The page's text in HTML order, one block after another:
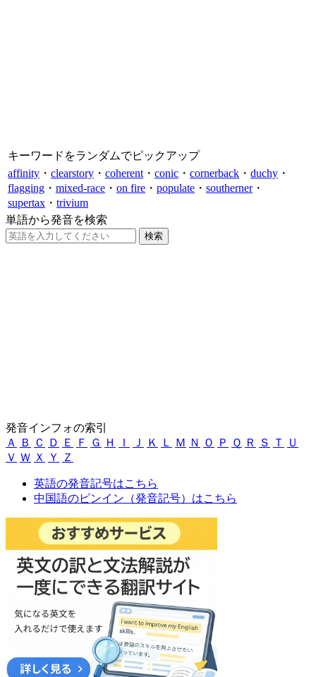
キーワードをランダムでピックアップ
affinity ・ clearstory ・ coherent ・ conic ・ cornerback ・ duchy ・
flagging ・ mixed-race ・ on fire ・ populate ・ southerner・
supertax ・ trivium
単語から発音を検索
発音インフォの索引
Ａ
Ｂ Ｃ Ｄ Ｅ Ｆ Ｇ Ｈ Ｉ Ｊ Ｋ Ｌ Ｍ Ｎ Ｏ Ｐ Ｑ Ｒ Ｓ Ｔ
Ｕ
Ｖ Ｗ Ｘ Ｙ Ｚ
英語の発音記号はこちら
中国語のピンイン（発音記号）はこちら